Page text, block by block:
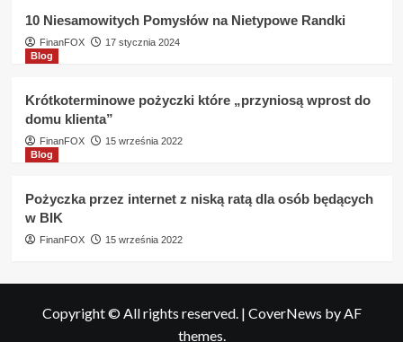
10 Niesamowitych Pomysłów na Nietypowe Randki
FinanFOX
17 stycznia 2024
Blog
Krótkoterminowe pożyczki które „przyniosą wprost do
domu klienta”
FinanFOX
15 września 2022
Blog
Pożyczka przez internet z niską ratą dla osób będących
w BIK
FinanFOX 15 września 2022
Copyright © All rights reserved. | CoverNews by AF
themes.